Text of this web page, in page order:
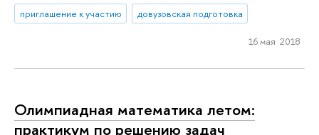
приглашение к участию
довузовская подготовка
16 мая 2018
Олимпиадная математика летом:
практикум по решению задач